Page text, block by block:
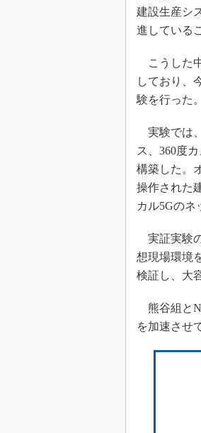
建設生産シ
進している
こうした
しており、
験を行った。
実験では
ス、360度
構築した。
操作された
カル5Gのネ
実証実験
想現場環境
検証し、大
熊谷組と
を加速させ